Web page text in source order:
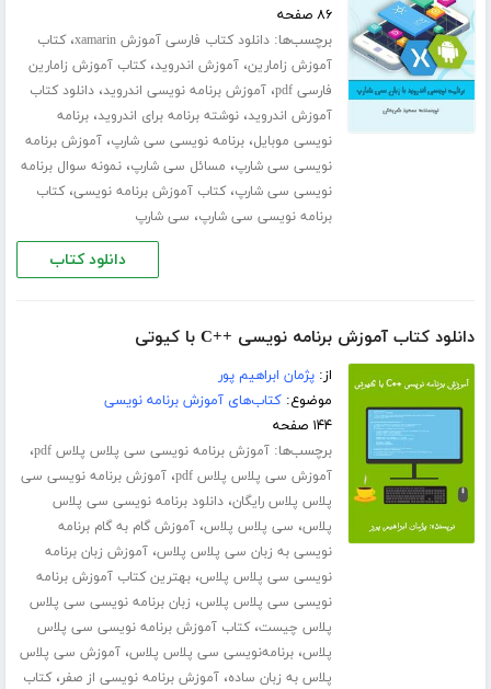
۸۶ صفحه
برچسب‌ها:دانلود کتاب فارسی آموزش xamarin ،کتاب
آموزش زامارین،آموزش اندروید،کتاب آموزش زامارین
فارسی pdf
،آموزش برنامه نویسی اندروید،دانلود کتاب
آموزش اندروید،نوشته برنامه برای اندروید،برنامه
نویسی موبایل،برنامه نویسی سی شارپ،آموزش برنامه
نویسی سی شارپ، مسائل سی شارپ،نمونه سوال برنامه
نویسی سی شارپ،کتاب آموزش برنامه نویسی،کتاب
برنامه نویسی سی شارپ، سی شارپ
دانلود کتاب
دانلود کتاب آموزش برنامه نویسی ++C با کیوتی
از:پژمان ابراهیم پور
موضوع:کتاب‌های آموزش برنامه نویسی
۱۴۴ صفحه
برچسب‌ها:آموزش برنامه نویسی سی پلاس پلاس pdf ،
آموزش سی پلاس پلاس pdf ،آموزش برنامه نویسی سی
پلاس پلاس رایگان،دانلود برنامه نویسی سی پلاس
پلاس، سی پلاس پلاس،آموزش گام به گام برنامه
نویسی به زبان سی پلاس پلاس،آموزش زبان برنامه
نویسی سی پلاس پلاس،بهترین کتاب آموزش برنامه
نویسی سی پلاس پلاس، زبان برنامه نویسی سی پلاس
پلاس چیست،کتاب آموزش برنامه نویسی سی پلاس
پلاس،برنامه‌نویسی سی پلاس پلاس،آموزش سی پلاس
پلاس به زبان ساده،آموزش برنامه نویسی از صفر،کتاب